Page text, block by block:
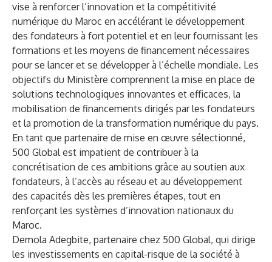
vise à renforcer l’innovation et la compétitivité
numérique du Maroc en accélérant le développement
des fondateurs à fort potentiel et en leur fournissant les
formations et les moyens de financement nécessaires
pour se lancer et se développer à l’échelle mondiale. Les
objectifs du Ministère comprennent la mise en place de
solutions technologiques innovantes et efficaces, la
mobilisation de financements dirigés par les fondateurs
et la promotion de la transformation numérique du pays.
En tant que partenaire de mise en œuvre sélectionné,
500 Global est impatient de contribuer à la
concrétisation de ces ambitions grâce au soutien aux
fondateurs, à l’accès au réseau et au développement
des capacités dès les premières étapes, tout en
renforçant les systèmes d’innovation nationaux du
Maroc.
Demola Adegbite, partenaire chez 500 Global, qui dirige
les investissements en capital-risque de la société à